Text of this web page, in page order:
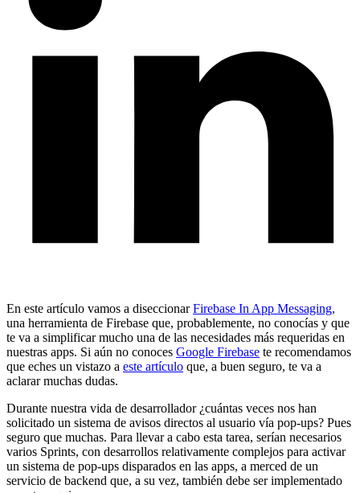
En este artículo vamos a diseccionarFirebase In App Messaging,
una herramienta de Firebase que, probablemente, no conocías y que
te va a simplificar mucho una de las necesidades más requeridas en
nuestras apps. Si aún no conoces Google Firebase te recomendamos
que eches un vistazo a este artículo que, a buen seguro, te va a
aclarar muchas dudas.
Durante nuestra vida de desarrollador ¿cuántas veces nos han
solicitado un sistema de avisos directos al usuario vía pop-ups? Pues
seguro que muchas. Para llevar a cabo esta tarea, serían necesarios
varios Sprints, con desarrollos relativamente complejos para activar
un sistema de pop-ups disparados en las apps, a merced de un
servicio de backend que, a su vez, también debe ser implementado